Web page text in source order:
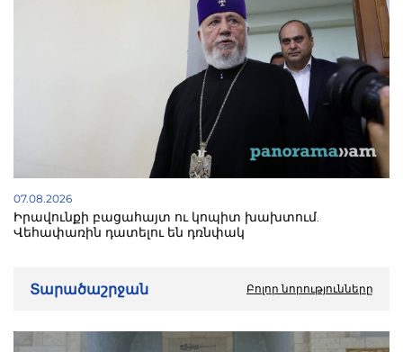
07.08.2026
Իրավունքի բացահայտ ու կոպիտ խախտում.
Վեհափառին դատելու են դռնփակ
Տարածաշրջան Բոլոր նորությունները